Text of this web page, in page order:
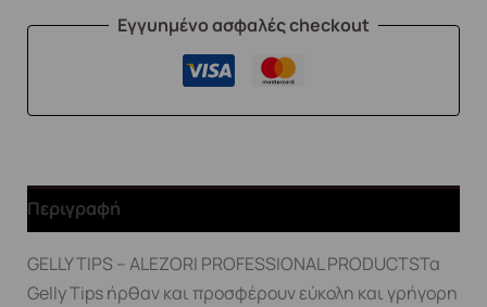
Εγγυημένο ασφαλές checkout
Περιγραφή
GELLY TIPS – ALEZORI PROFESSIONAL PRODUCTSΤα
Gelly Tips ήρθαν και προσφέρουν εύκολη και γρήγορη